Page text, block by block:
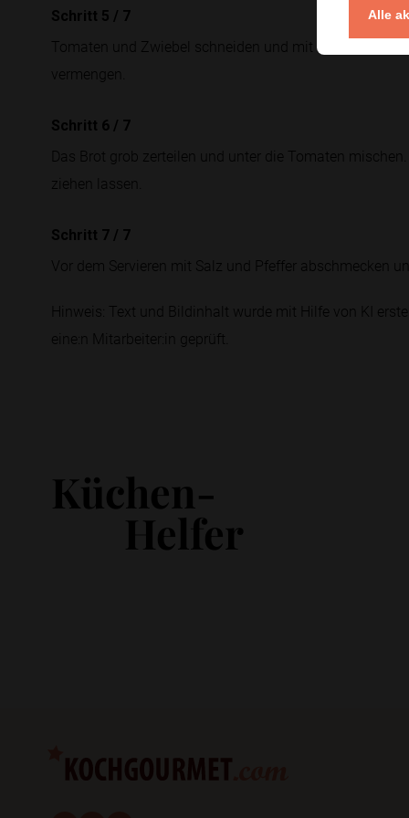
Schritt 5 / 7
Tomaten und Zwiebel schneiden und mit Balsamico,
vermengen.
Schritt 6 / 7
Das Brot grob zerteilen und unter die Tomaten
ziehen lassen.
Schritt 7 / 7
Vor dem Servieren mit Salz und Pfeffer abschmecken
Hinweis: Text und Bildinhalt wurde mit Hilfe von KI
eine:n Mitarbeiter:in geprüft.
Küchen-
Helfer
Alle